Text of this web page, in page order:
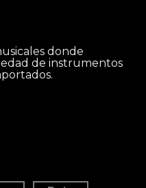
donde
de instrumentos